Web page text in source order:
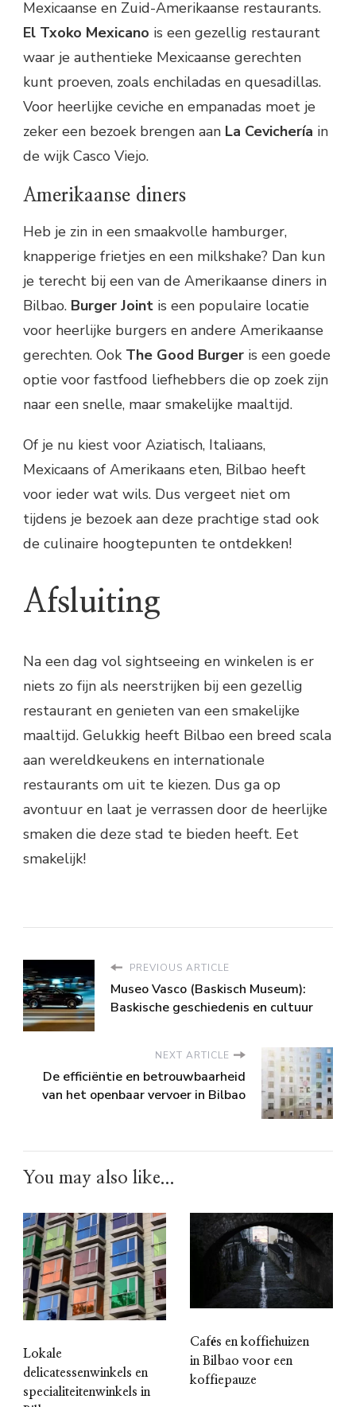
Mexicaanse en Zuid-Amerikaanse restaurants.
El Txoko Mexicano is een gezellig restaurant
waar je authentieke Mexicaanse gerechten
kunt proeven, zoals enchiladas en quesadillas.
Voor heerlijke ceviche en empanadas moet je
zeker een bezoek brengen aan La Cevichería in
de wijk Casco Viejo.
Amerikaanse diners
Heb je zin in een smaakvolle hamburger,
knapperige frietjes en een milkshake? Dan kun
je terecht bij een van de Amerikaanse diners in
Bilbao. Burger Joint is een populaire locatie
voor heerlijke burgers en andere Amerikaanse
gerechten. Ook The Good Burger is een goede
optie voor fastfood liefhebbers die op zoek zijn
naar een snelle, maar smakelijke maaltijd.
Of je nu kiest voor Aziatisch, Italiaans,
Mexicaans of Amerikaans eten, Bilbao heeft
voor ieder wat wils. Dus vergeet niet om
tijdens je bezoek aan deze prachtige stad ook
de culinaire hoogtepunten te ontdekken!
Afsluiting
Na een dag vol sightseeing en winkelen is er
niets zo fijn als neerstrijken bij een gezellig
restaurant en genieten van een smakelijke
maaltijd. Gelukkig heeft Bilbao een breed scala
aan wereldkeukens en internationale
restaurants om uit te kiezen. Dus ga op
avontuur en laat je verrassen door de heerlijke
smaken die deze stad te bieden heeft. Eet
smakelijk!
PREVIOUS ARTICLE
Museo Vasco (Baskisch Museum):
Baskische geschiedenis en cultuur
NEXT ARTICLE
De efficiëntie en betrouwbaarheid
van het openbaar vervoer in Bilbao
You may also like...
Lokale
delicatessenwinkels en
specialiteitenwinkels in
Cafés en koffiehuizen
in Bilbao voor een
koffiepauze